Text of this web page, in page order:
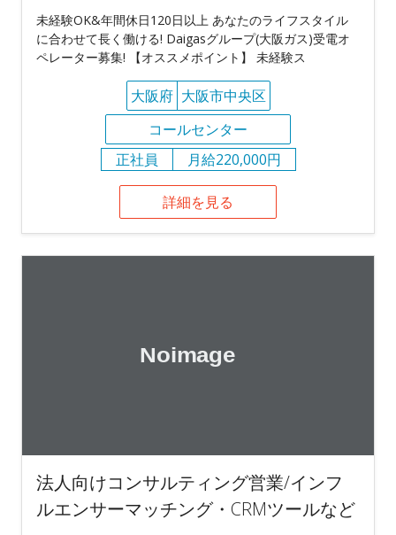
未経験OK&年間休日120日以上 あなたのライフスタイル
に合わせて長く働ける! Daigasグループ(大阪ガス)受電オ
ペレーター募集! 【オススメポイント】 未経験ス
大阪府 大阪市中央区
コールセンター
正社員
月給220,000円
詳細を見る
法人向けコンサルティング営業/インフ
ルエンサーマッチング・CRMツールなど